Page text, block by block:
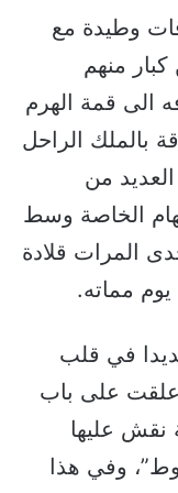
وطيدة مع
منهم
الى قمة الهرم
بالملك الراحل
من
الخاصة وسط
المرات قلادة
يوم مماته.
في قلب
علقت على باب
نقش عليها
وفي هذا